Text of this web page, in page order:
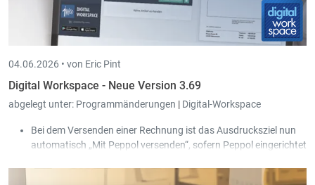
04.06.2026 • von Eric Pint
Digital Workspace - Neue Version 3.69
abgelegt unter: Programmänderungen | Digital-Workspace
Bei dem Versenden einer Rechnung ist das Ausdrucksziel nun
automatisch „Mit Peppol versenden“, sofern Peppol eingerichtet